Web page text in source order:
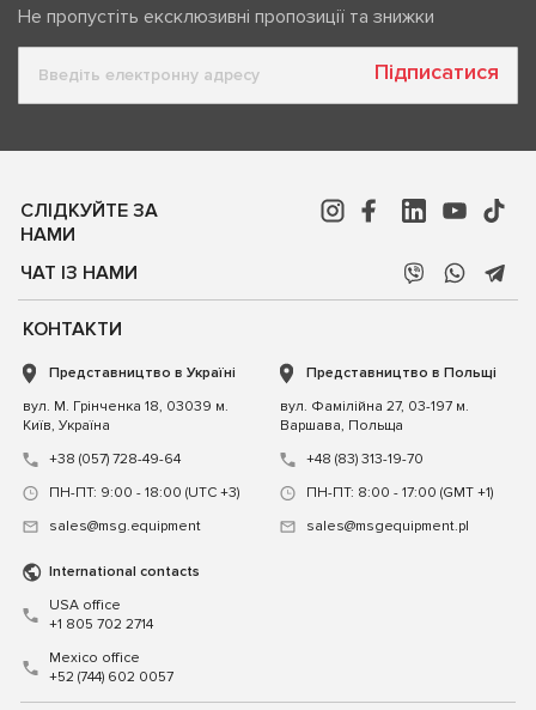
Не пропустіть ексклюзивні пропозиції та знижки
Підписатися
СЛІДКУЙТЕ ЗА
НАМИ
ЧАТ ІЗ НАМИ
КОНТАКТИ
Представництво в Україні
вул. М. Грінченка 18, 03039 м.
Київ, Україна
+38 (057) 728-49-64
ПН-ПТ: 9:00 - 18:00 (UTC +3)
sales@msg.equipment
Представництво в Польщі
вул. Фамілійна 27, 03-197 м.
Варшава, Польща
+48 (83) 313-19-70
ПН-ПТ: 8:00 - 17:00 (GMT +1)
sales@msgequipment.pl
International contacts
USA office
+1 805 702 2714
Mexico office
+52 (744) 602 0057